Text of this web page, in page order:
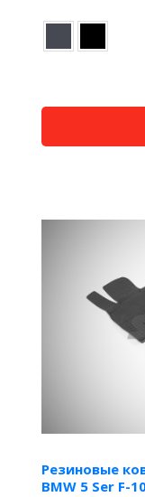
Резиновые
BMW 5 Ser F-